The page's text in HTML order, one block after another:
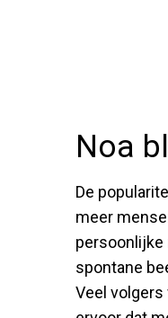
Noa
De
meer
persoonlijke
spontane
Veel volgers